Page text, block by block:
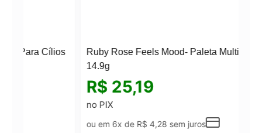
Ruby Rose Feels Mood- Paleta Multifuncional
25,19
ou em 6x deR$4,28sem juros